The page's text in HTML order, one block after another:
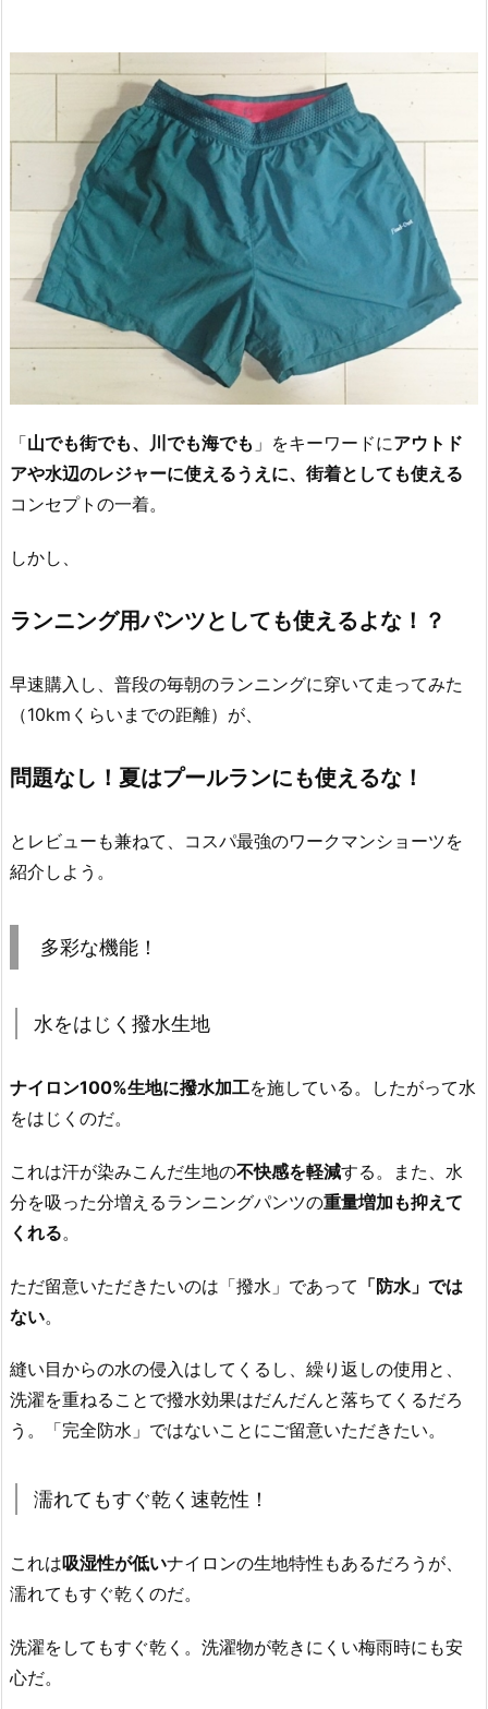
「山でも街でも、川でも海でも 」をキーワードにアウトド
アや水辺のレジャーに使えるうえに、街着としても使える
コンセプトの一着。
しかし、
ランニング用パンツとしても使えるよな！？
早速購入し、普段の毎朝のランニングに穿いて走ってみた
（10kmくらいまでの距離）が、
問題なし！夏はプールランにも使えるな！
とレビューも兼ねて、コスパ最強のワークマンショーツを
紹介しよう。
多彩な機能！
水をはじく撥水生地
ナイロン100%生地に撥水加工を施している。したがって水
をはじくのだ。
これは汗が染みこんだ生地の不快感を軽減する。また、水
分を吸った分増えるランニングパンツの重量増加も抑えて
くれる。
ただ留意いただきたいのは「撥水」であって 「防水」では
ない。
縫い目からの水の侵入はしてくるし、繰り返しの使用と、
洗濯を重ねることで撥水効果はだんだんと落ちてくるだろ
う。「完全防水」ではないことにご留意いただきたい。
濡れてもすぐ乾く速乾性！
これは吸湿性が低いナイロンの生地特性もあるだろうが、
濡れてもすぐ乾くのだ。
洗濯をしてもすぐ乾く。洗濯物が乾きにくい梅雨時にも安
心だ。